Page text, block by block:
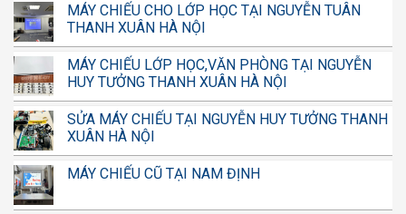
MÁY CHIẾU CHO LỚP HỌC TẠI NGUYỄN TUÂN
THANH XUÂN HÀ NỘI
MÁY CHIẾU LỚP HỌC,VĂN PHÒNG TẠI NGUYỄN
HUY TƯỞNG THANH XUÂN HÀ NỘI
SỬA MÁY CHIẾU TẠI NGUYỄN HUY TƯỞNG THANH
XUÂN HÀ NỘI
MÁY CHIẾU CŨ TẠI NAM ĐỊNH